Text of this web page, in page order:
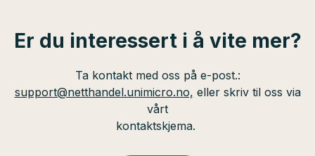
Er du interessert i å vite mer?
Ta kontakt med oss på e-post.:
support@netthandel.unimicro.no, eller skriv til oss via
vårt
kontaktskjema.